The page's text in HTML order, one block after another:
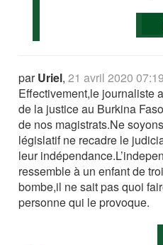
parUriel,21 avril 2020 07:19
Effectivement,le journaliste
de la justice au Burkina
de nos magistrats.Ne
législatif ne recadre le
leur
ressemble à un enfant de
bombe,il ne sait pas quoi
personne qui le provoque.